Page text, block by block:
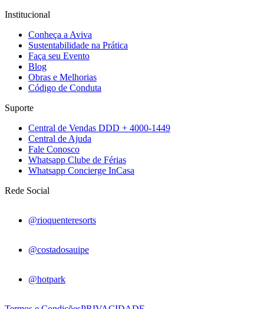
Institucional
Conheça a Aviva
Sustentabilidade na Prática
Faça seu Evento
Blog
Obras e Melhorias
Código de Conduta
Suporte
Central de Vendas DDD + 4000-1449
Central de Ajuda
Fale Conosco
Whatsapp Clube de Férias
Whatsapp Concierge InCasa
Rede Social
@rioquenteresorts
@costadosauipe
@hotpark